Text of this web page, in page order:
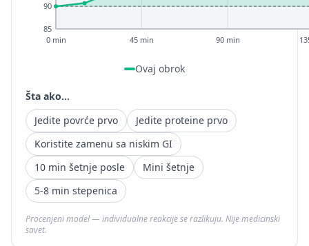
85
90
0 min 45 min 90 min
Ovaj obrok
Šta ako...
Jedite povrće prvo
Jedite proteine prvo
Koristite zamenu sa niskim GI
10 min šetnje posle
Mini šetnje
5-8 min stepenica
Procenjeni model — individualne reakcije se razlikuju. Nije medicinski
savet.